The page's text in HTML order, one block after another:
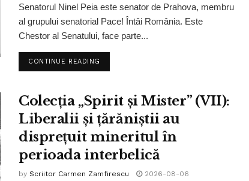
Senatorul Ninel Peia este senator de Prahova, membru
al grupului senatorial Pace! Întâi România. Este
Chestor al Senatului, face parte...
CONTINUE READING
Colecția „Spirit și Mister” (VII):
Liberalii și țărăniștii au
disprețuit mineritul în
perioada interbelică
by Scriitor Carmen Zamfirescu 2026-08-06